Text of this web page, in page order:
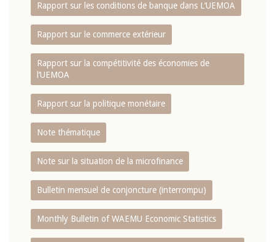
Rapport sur les conditions de banque dans L‘UEMOA
Rapport sur le commerce extérieur
Rapport sur la compétitivité des économies de
l‘UEMOA
Rapport sur la politique monétaire
Note thématique
Note sur la situation de la microfinance
Bulletin mensuel de conjoncture (interrompu)
Monthly Bulletin of WAEMU Economic Statistics